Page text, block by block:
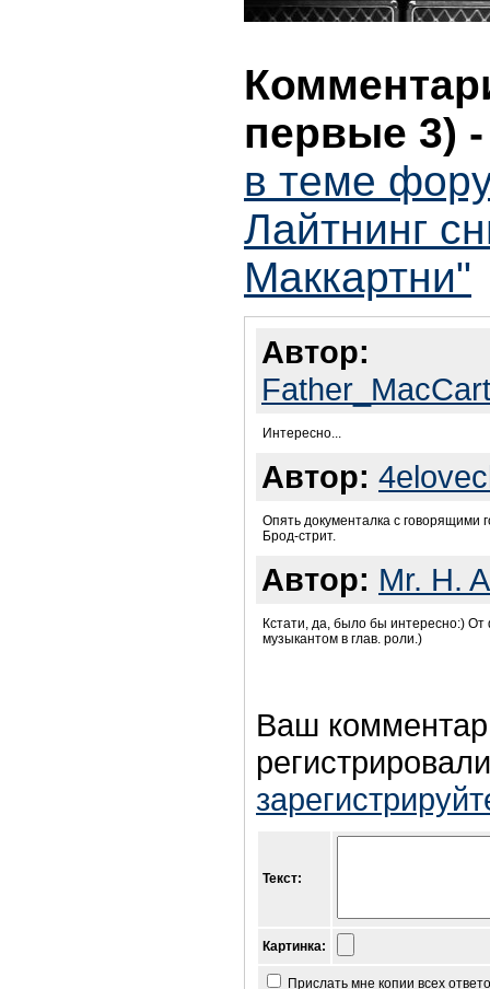
первые 3)
в теме
Лайтнинг
Маккартни"
Автор:
Интересно...
Автор:
Опять документалка с говорящими
Брод-стрит.
Автор: Mr. H.
Кстати, да, было бы интересно:)
музыкантом в глав. роли.)
Ваш
Текст:
Картинка:
Прислать мне копии всех